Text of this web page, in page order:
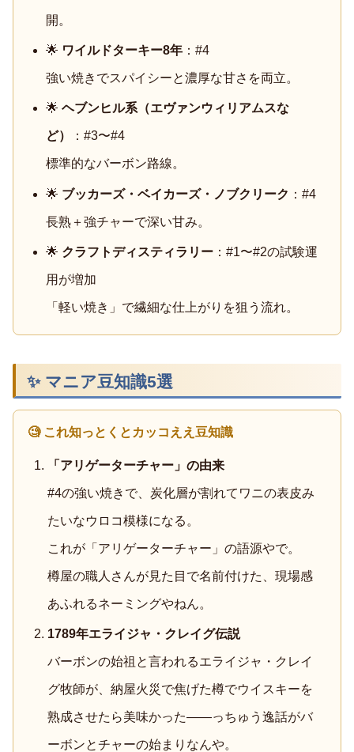
開。
🌟 ワイルドターキー8年 ：#4
強い焼きでスパイシーと濃厚な甘さを両立。
🌟ヘブンヒル系（エヴァンウィリアムスな
ど） ：#3〜#4
標準的なバーボン路線。
🌟 ブッカーズ・ベイカーズ・ノブクリーク ：#4
長熟＋強チャーで深い甘み。
🌟 クラフトディスティラリー ：#1〜#2の試験運
用が増加
「軽い焼き」で繊細な仕上がりを狙う流れ。
✨ マニア豆知識5選
🧐 これ知っとくとカッコええ豆知識
「アリゲーターチャー」の由来
#4の強い焼きで、炭化層が割れてワニの表皮み
たいなウロコ模様になる。
これが「アリゲーターチャー」の語源やで。
樽屋の職人さんが見た目で名前付けた、現場感
あふれるネーミングやねん。
1789年エライジャ・クレイグ伝説
バーボンの始祖と言われるエライジャ・クレイ
グ牧師が、納屋火災で焦げた樽でウイスキーを
熟成させたら美味かった——っちゅう逸話がバ
ーボンとチャーの始まりなんや。